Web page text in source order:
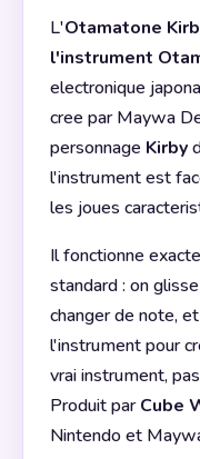
L'Otamatone
l'instrument
electronique
cree par Maywa
personnage Kirby
l'instrument est
les joues
Il fonctionne
standard : on
changer de note,
l'instrument pour
vrai instrument,
Produit parCube
Nintendo et